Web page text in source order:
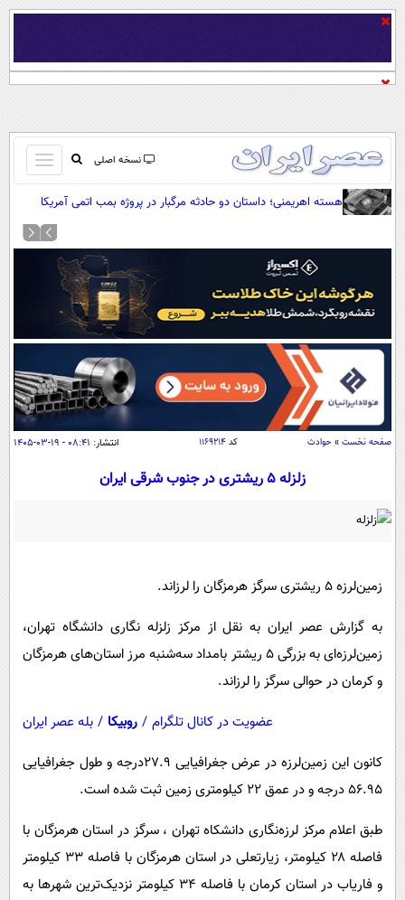
نسخه اصلی
باز
و
بسته
کردن
صفحه اول
آرشیو
نظرسنجی
آب و هوا
اوقات شرعی
سواد زندگی
اقتصاد
اقتصادی
جامعه
محیط زیست
علم و دانش
فناوری و It
علمی
قرآن
گوناگون
باشگاه مغز
مجله تصویری سلاح
اقتصاد
سیاست
فناوری
گوناگون
عصر ایران 2
روانشناسی
آشپزی
هسته اهریمنی؛ داستان دو حادثه مرگبار در پروژه بمب اتمی آمریکا
صفحه نخست » حوادث کد ۱۱۶۹۲۱۴ انتشار: ۰۸:۴۱ - ۱۹-۰۳-۱۴۰۵
زلزله 5 ریشتری در جنوب شرقی ایران
زمین‌لرزه ۵ ریشتری سرگز هرمزگان را لرزاند.
به گزارش عصر ایران به نقل از مرکز زلزله نگاری دانشگاه تهران،
زمین‌لرزه‌ای به بزرگی ۵ ریشتر بامداد سه‌شنبه مرز استان‌های هرمزگان
و کرمان در حوالی سرگز را لرزاند.
عضویت در کانال تلگرام / روبیکا / بله عصر ایران
کانون این زمین‌لرزه در عرض جغرافیایی ۲۷.۹درجه و طول جغرافیایی
۵۶.۹۵ درجه و در عمق ۲۲ کیلومتری زمین ثبت شده است.
طبق اعلام مرکز لرزه‌نگاری دانشکاه تهران ، سرگز در استان هرمزگان با
فاصله ۲۸ کیلومتر، زیارتعلی در استان هرمزگان با فاصله ۳۳ کیلومتر
و فاریاب در استان کرمان با فاصله ۳۴ کیلومتر نزدیک‌ترین شهرها به